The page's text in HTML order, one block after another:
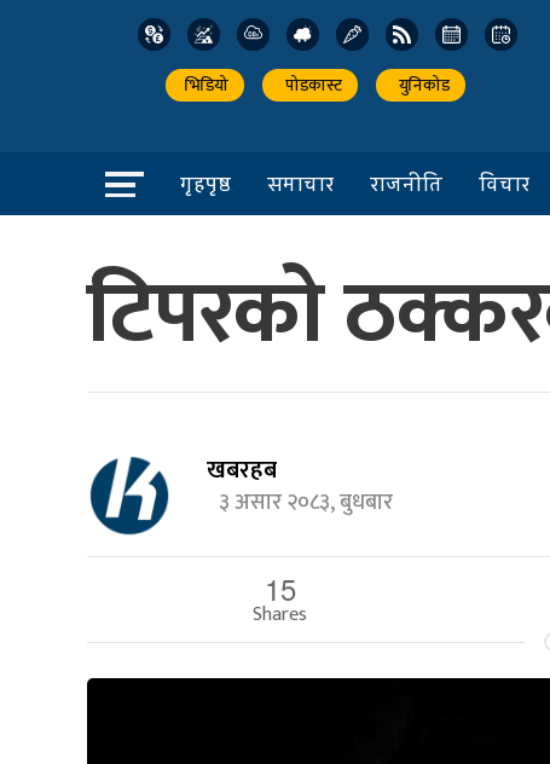
भिडियो पोडकास्ट युनिकोड
गृहपृष्ठ समाचार राजनीति विचार
टिपरको
खबरहब
३ असार २०८३, बुधबार
15
Shares